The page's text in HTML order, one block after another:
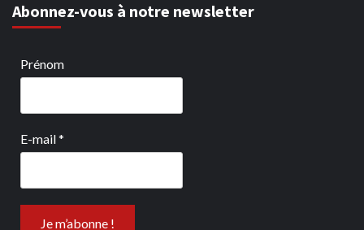
Abonnez-vous à notre newsletter
Prénom
E-mail*